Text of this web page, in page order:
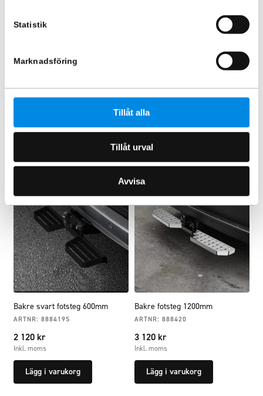
Statistik
Marknadsföring
Tillåt alla
Tillåt urval
Avvisa
Bakre fotsteg höger eller
ARTNR:888422
2 120kr
Inkl. moms
Lägg i varukorg
Bakre svart fotsteg 600mm
ARTNR: 888419S
2 120 kr
Inkl. moms
Lägg i varukorg
Bakre fotsteg 1200mm
ARTNR: 888420
3 120 kr
Inkl. moms
Lägg i varukorg